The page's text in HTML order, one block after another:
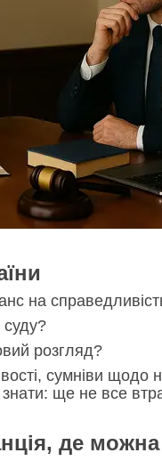
на
суду?
розгляд?
сумніви щодо
знати: ще не все
де можна